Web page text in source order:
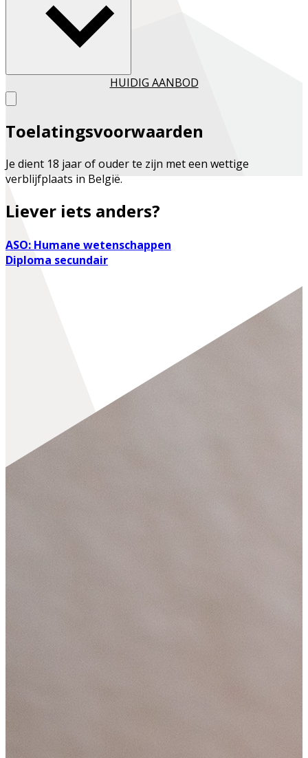
HUIDIG AANBOD
Toelatingsvoorwaarden
Je dient 18 jaar of ouder te zijn met een wettige
verblijfplaats in België.
Liever iets anders?
ASO: Humane wetenschappen
Diploma secundair